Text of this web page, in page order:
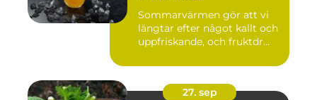
Sommarvärmen gör att vi
längtar efter något kallt och
uppfriskande, och fruktdr...
27. sep